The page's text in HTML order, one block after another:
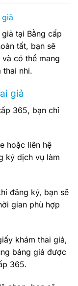
tại Bằng cấp
tất, bạn sẽ
có thể mang
thai nhi.
giả
365, bạn chỉ
hoặc liên hệ
ký dịch vụ làm
đăng ký, bạn sẽ
gian phù hợp
khám thai giả,
bảng giá được
365.